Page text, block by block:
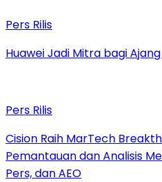
Pers Rilis
Huawei Jadi Mitra bagi Ajang
Pers Rilis
Cision Raih MarTech
Pemantauan dan Analisis
Pers, dan AEO